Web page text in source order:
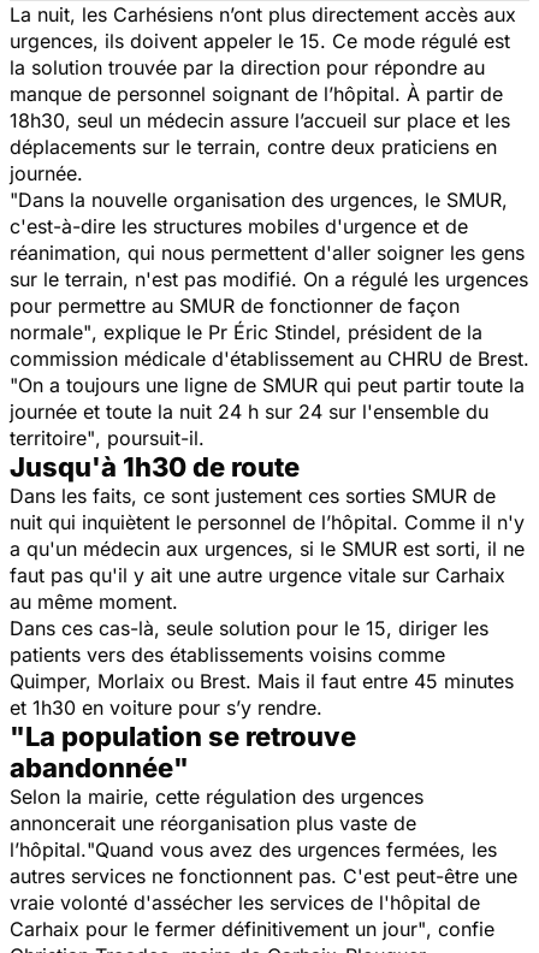
La nuit, les Carhésiens n’ont plus directement accès aux
urgences, ils doivent appeler le 15. Ce mode régulé est
la solution trouvée par la direction pour répondre au
manque de personnel soignant de l’hôpital. À partir de
18h30, seul un médecin assure l’accueil sur place et les
déplacements sur le terrain, contre deux praticiens en
journée.
"Dans la nouvelle organisation des urgences, le SMUR,
c'est-à-dire les structures mobiles d'urgence et de
réanimation, qui nous permettent d'aller soigner les gens
sur le terrain, n'est pas modifié. On a régulé les urgences
pour permettre au SMUR de fonctionner de façon
normale", explique le Pr Éric Stindel, président de la
commission médicale d'établissement au CHRU de Brest.
"On a toujours une ligne de SMUR qui peut partir toute la
journée et toute la nuit 24 h sur 24 sur l'ensemble du
territoire", poursuit-il.
Jusqu'à 1h30 de route
Dans les faits, ce sont justement ces sorties SMUR de
nuit qui inquiètent le personnel de l’hôpital. Comme il n'y
a qu'un médecin aux urgences, si le SMUR est sorti, il ne
faut pas qu'il y ait une autre urgence vitale sur Carhaix
au même moment.
Dans ces cas-là, seule solution pour le 15, diriger les
patients vers des établissements voisins comme
Quimper, Morlaix ou Brest. Mais il faut entre 45 minutes
et 1h30 en voiture pour s’y rendre.
"La population se retrouve
abandonnée"
Selon la mairie, cette régulation des urgences
annoncerait une réorganisation plus vaste de
l’hôpital."Quand vous avez des urgences fermées, les
autres services ne fonctionnent pas. C'est peut-être une
vraie volonté d'assécher les services de l'hôpital de
Carhaix pour le fermer définitivement un jour", confie